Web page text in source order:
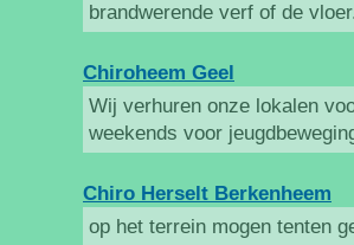
brandwerende verf of de vloer.
Chiroheem Geel
Wij verhuren onze lokalen
weekends voor
Chiro Herselt Berkenheem
op het terrein mogen tenten